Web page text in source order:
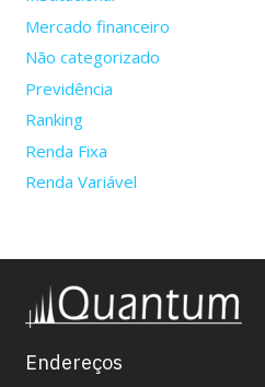
Mercado financeiro
Não categorizado
Previdência
Ranking
Renda Fixa
Renda Variável
Endereços